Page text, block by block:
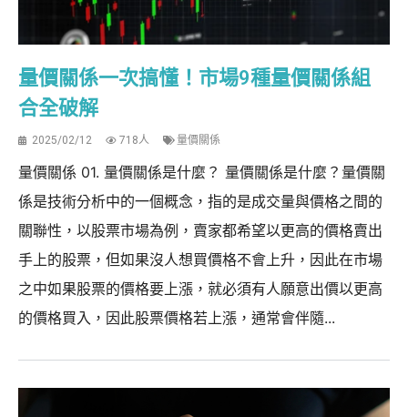
量價關係一次搞懂！市場9種量價關係組
合全破解
2025/02/12 718人 量價關係
量價關係 01. 量價關係是什麼？ 量價關係是什麼？量價關
係是技術分析中的一個概念，指的是成交量與價格之間的
關聯性，以股票市場為例，賣家都希望以更高的價格賣出
手上的股票，但如果沒人想買價格不會上升，因此在市場
之中如果股票的價格要上漲，就必須有人願意出價以更高
的價格買入，因此股票價格若上漲，通常會伴隨...